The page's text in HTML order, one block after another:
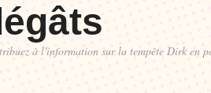
à l'information sur la tempête Dirk en